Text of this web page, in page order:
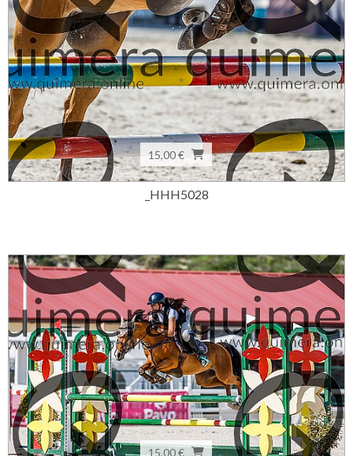
15,00 €
_HHH5028
15,00 €